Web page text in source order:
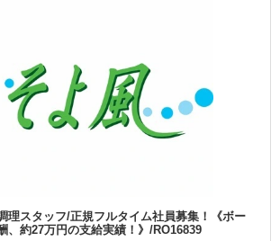
理スタッフ/正規フルタイム社員募集！《ボー
、約27万円の支給実績！》/RO16839